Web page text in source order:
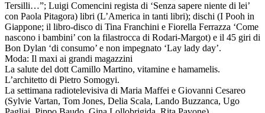
Tersilli…”; Luigi Comencini regista di ‘Senza sapere niente di lei’
con Paola Pitagora) libri (L’America in tanti libri); dischi (I Pooh in
Giappone; il libro-disco di Tina Franchini e Fiorella Ferrazza ‘Come
nascono i bambini’ con la filastrocca di Rodari-Margot) e il 45 giri di
Bon Dylan ‘di consumo’ e non impegnato ‘Lay lady day’.
Moda: Il maxi ai grandi magazzini
La salute del dott Camillo Martino, vitamine e hamamelis.
L’architetto di Pietro Somogyi.
La settimana radiotelevisiva di Maria Maffei e Giovanni Cesareo
(Sylvie Vartan, Tom Jones, Delia Scala, Lando Buzzanca, Ugo